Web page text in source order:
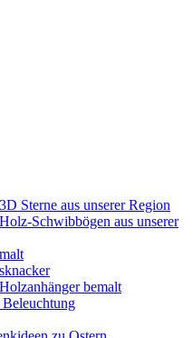
Sterne aus unserer Region
Schwibbögen aus unserer
bemalt